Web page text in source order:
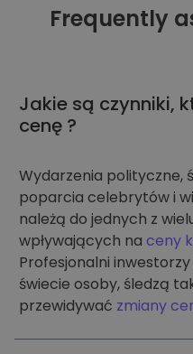
Frequently
Jakie są czynniki,
cenę ?
Wydarzenia polityczne,
poparcia celebrytów i
należą do jednych z
wpływających na ceny
Profesjonalni
świecie osoby, śledzą
przewidywać zmiany